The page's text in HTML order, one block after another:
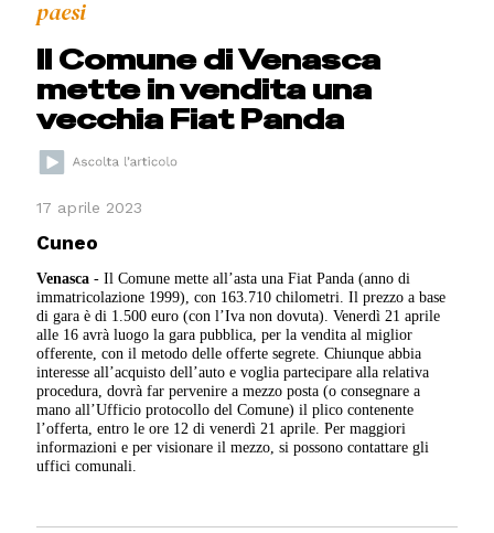
paesi
Il Comune di Venasca
mette in vendita una
vecchia Fiat Panda
17 aprile 2023
Cuneo
Venasca - Il Comune mette all’asta una Fiat Panda (anno di
immatricolazione 1999), con 163.710 chilometri. Il prezzo a base
di gara è di 1.500 euro (con l’Iva non dovuta). Venerdì 21 aprile
alle 16 avrà luogo la gara pubblica, per la vendita al miglior
offerente, con il metodo delle offerte segrete. Chiunque abbia
interesse all’acquisto dell’auto e voglia partecipare alla relativa
procedura, dovrà far pervenire a mezzo posta (o consegnare a
mano all’Ufficio protocollo del Comune) il plico contenente
l’offerta, entro le ore 12 di venerdì 21 aprile. Per maggiori
informazioni e per visionare il mezzo, si possono contattare gli
uffici comunali.